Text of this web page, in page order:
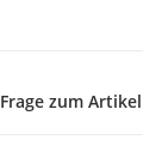
Frage zum Artikel